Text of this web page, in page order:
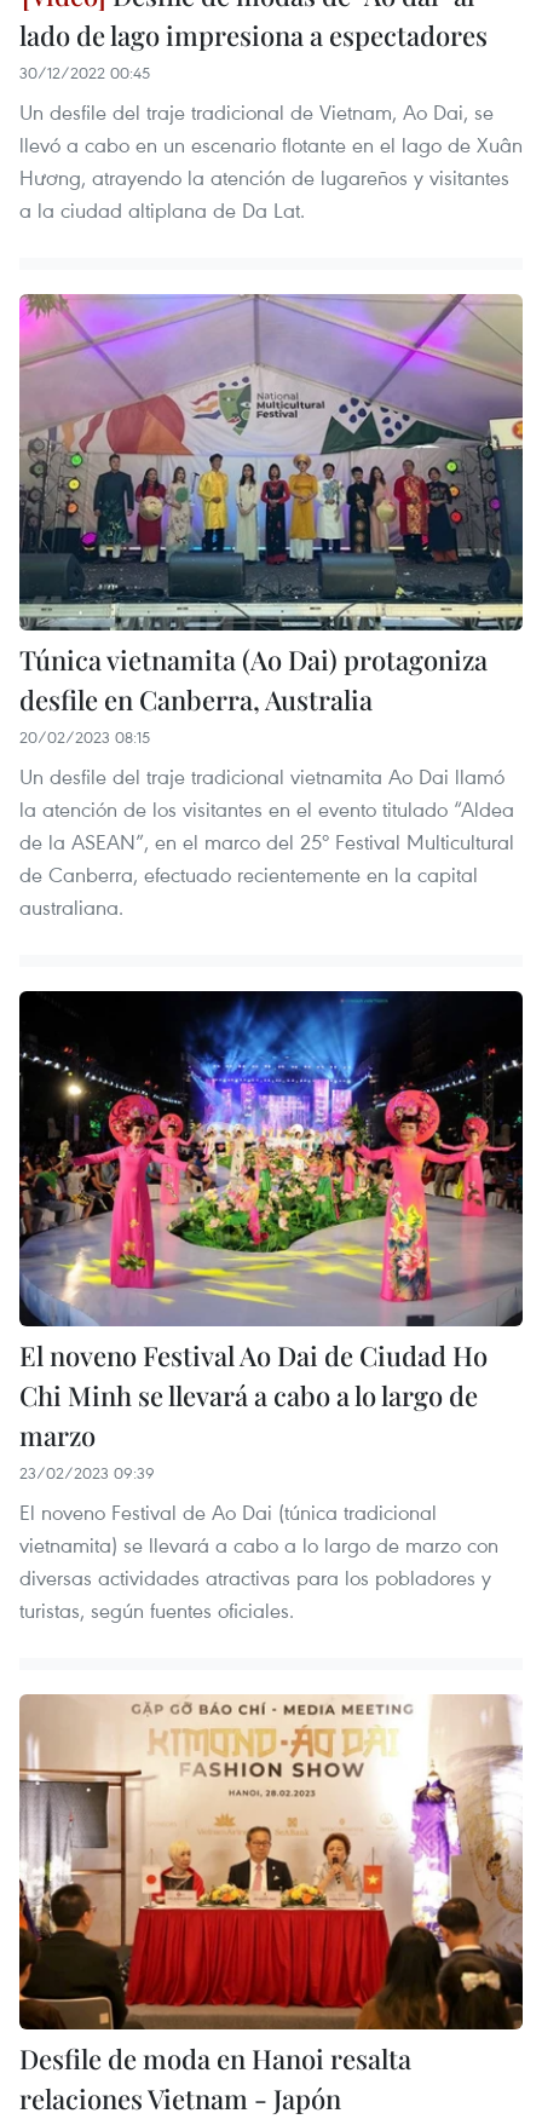
lado de lago impresiona a espectadores
30/12/2022 00:45
Un desfile del traje tradicional de Vietnam, Ao Dai, se
llevó a cabo en un escenario flotante en el lago de Xuân
Hương, atrayendo la atención de lugareños y visitantes
a la ciudad altiplana de Da Lat.
Túnica vietnamita (Ao Dai) protagoniza
desfile en Canberra, Australia
20/02/2023 08:15
Un desfile del traje tradicional vietnamita Ao Dai llamó
la atención de los visitantes en el evento titulado “Aldea
de la ASEAN”, en el marco del 25º Festival Multicultural
de Canberra, efectuado recientemente en la capital
australiana.
El noveno Festival Ao Dai de Ciudad Ho
Chi Minh se llevará a cabo a lo largo de
marzo
23/02/2023 09:39
El noveno Festival de Ao Dai (túnica tradicional
vietnamita) se llevará a cabo a lo largo de marzo con
diversas actividades atractivas para los pobladores y
turistas, según fuentes oficiales.
Desfile de moda en Hanoi resalta
relaciones Vietnam - Japón